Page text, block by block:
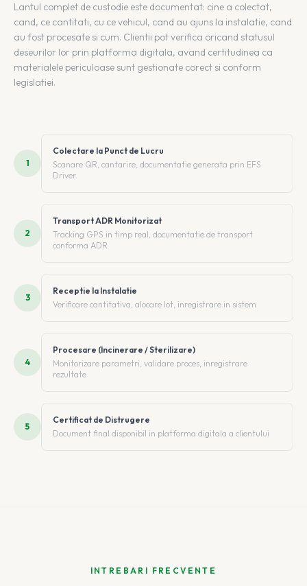
Lantul complet de custodie este documentat: cine a colectat,
cand, ce cantitati, cu ce vehicul, cand au ajuns la instalatie, cand
au fost procesate si cum. Clientii pot verifica oricand statusul
deseurilor lor prin platforma digitala, avand certitudinea ca
materialele periculoase sunt gestionate corect si conform
legislatiei.
1
Colectare la Punct de Lucru
Scanare QR, cantarire, documentatie generata prin EFS
Driver
2
Transport ADR Monitorizat
Tracking GPS in timp real, documentatie de transport
conforma ADR
3
Receptie la Instalatie
Verificare cantitativa, alocare lot, inregistrare in sistem
4
Procesare (Incinerare / Sterilizare)
Monitorizare parametri, validare proces, inregistrare
rezultate
5
Certificat de Distrugere
Document final disponibil in platforma digitala a clientului
INTREBARI FRECVENTE